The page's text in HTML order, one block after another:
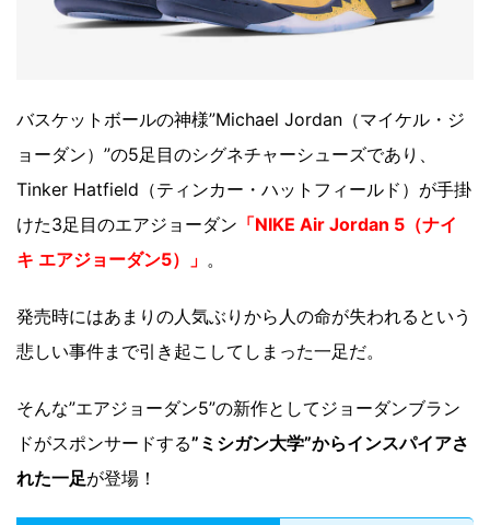
バスケットボールの神様”Michael Jordan（マイケル・ジ
ョーダン）”の5足目のシグネチャーシューズであり、
Tinker Hatfield（ティンカー・ハットフィールド）が手掛
けた3足目のエアジョーダン 「NIKE Air Jordan 5（ナイ
キ エアジョーダン5）」 。
発売時にはあまりの人気ぶりから人の命が失われるという
悲しい事件まで引き起こしてしまった一足だ。
そんな”エアジョーダン5”の新作としてジョーダンブラン
ドがスポンサードする”ミシガン大学”からインスパイアさ
れた一足が登場！